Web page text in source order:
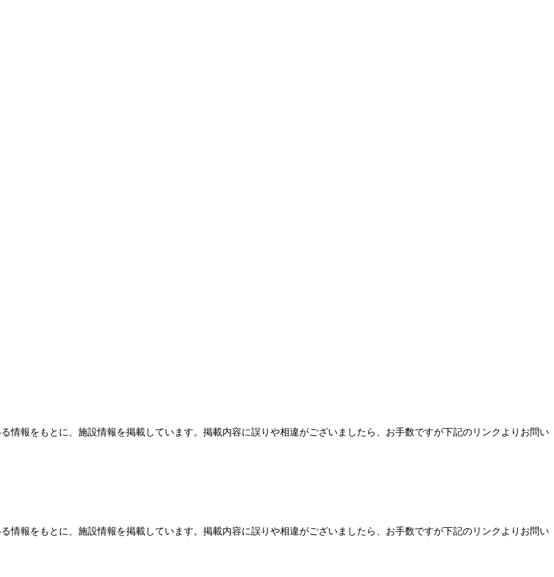
情報をもとに、施設情報を掲載しています。掲載内容に誤りや相違がございましたら、お手数ですが下記のリンクよりお問い
情報をもとに、施設情報を掲載しています。掲載内容に誤りや相違がございましたら、お手数ですが下記のリンクよりお問い